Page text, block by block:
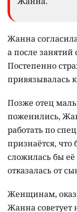
дом.
"Надеялась,
которая
заботиться о
мамы" не
координатор
в "Доме
Жанна.
Жанна
а после
Постепенно